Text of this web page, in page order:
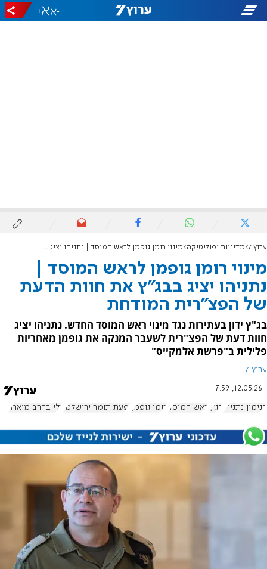
-
+
ערוץ 7 מדיניות ופוליטיקה מינוי רומן גופמן לראש המוסד | נתניהו יציג בבג"ץ את חוות הדעת של הפצ"רית המודחת
מינוי רומן גופמן לראש המוסד |
נתניהו יציג בבג"ץ את חוות הדעת
של הפצ"רית המודחת
בג"ץ ידון בעתירות נגד מינוי ראש המוסד החדש. נתניהו יציג
חוות דעת של הפצ"רית לשעבר המנקה את גופמן מאחריות
פלילית ב"פרשת אלמקייס"
ערוץ 7
12.05.26, 7:39
בנימין נתניהו בג"ץ ראש המוסד רומן גופמן יפעת תומר ירושלמי גלי בהרב מיארה